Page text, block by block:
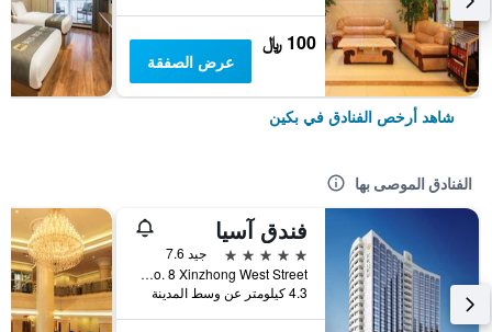
100 ﷼
عرض الصفقة
شاهد أرخص الفنادق في بكين
الفنادق الموصى بها
فندق آسيا
5 نجوم
جيد 7.6
No. 8 Xinzhong West Street, بكين, الصين
4.3 كيلومتر عن وسط المدينة